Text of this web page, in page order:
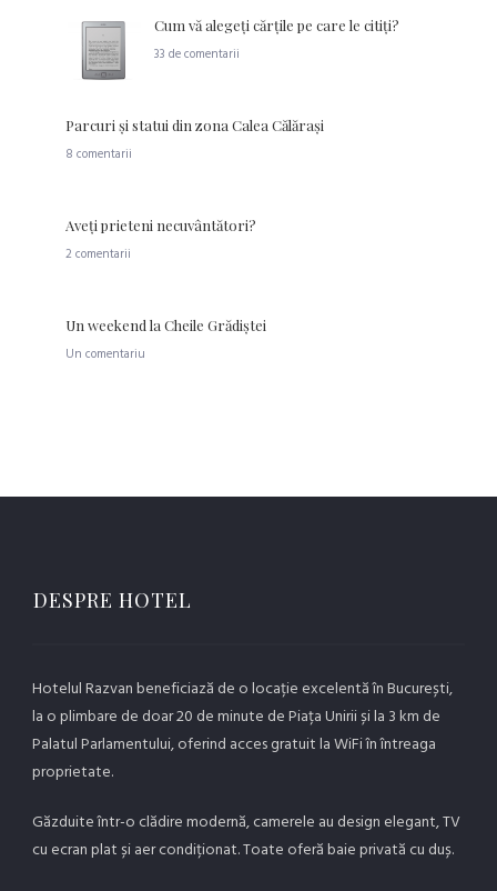
Cum vă alegeţi cărţile pe care le citiţi?
33 de comentarii
Parcuri şi statui din zona Calea Călăraşi
8 comentarii
Aveţi prieteni necuvântători?
2 comentarii
Un weekend la Cheile Grădiştei
Un comentariu
DESPRE HOTEL
Hotelul Razvan beneficiază de o locație excelentă în București,
la o plimbare de doar 20 de minute de Piața Unirii și la 3 km de
Palatul Parlamentului, oferind acces gratuit la WiFi în întreaga
proprietate.
Găzduite într-o clădire modernă, camerele au design elegant, TV
cu ecran plat și aer condiționat. Toate oferă baie privată cu duș.